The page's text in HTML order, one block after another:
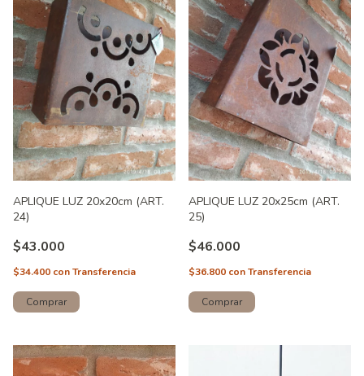
APLIQUE LUZ 20x20cm (ART.
24)
$43.000
$34.400 conTransferencia
Comprar
APLIQUE LUZ 20x25cm (ART.
25)
$46.000
$36.800 conTransferencia
Comprar